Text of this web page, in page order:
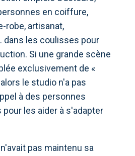
en coiffure,
robe, artisanat,
dans les coulisses pour
Si une grande scène
exclusivement de «
le studio n'a pas
à des personnes
les aider à s'adapter
n'avait pas maintenu sa